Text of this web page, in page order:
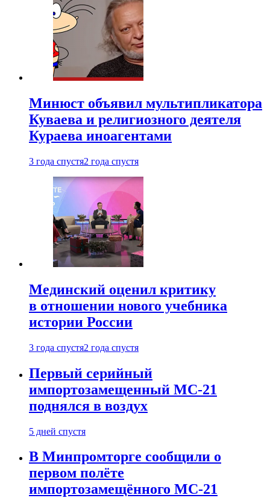
Минюст объявил мультипликатора
Куваева и религиозного деятеля
Кураева иноагентами
3 года спустя2 года спустя
Мединский оценил критику
в отношении нового учебника
истории России
3 года спустя2 года спустя
Первый серийный
импортозамещенный МС-21
поднялся в воздух
5 дней спустя
В Минпромторге сообщили о
первом полёте
импортозамещённого МС-21